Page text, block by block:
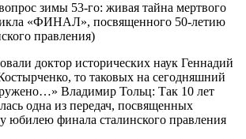
зимы 53-го: живая тайна мертвого
«ФИНАЛ», посвященного 50-летию
правления)
доктор исторических наук Геннадий
то таковых на сегодняшний
Владимир Тольц: Так 10 лет
одна из передач, посвященных
юбилею финала сталинского правления